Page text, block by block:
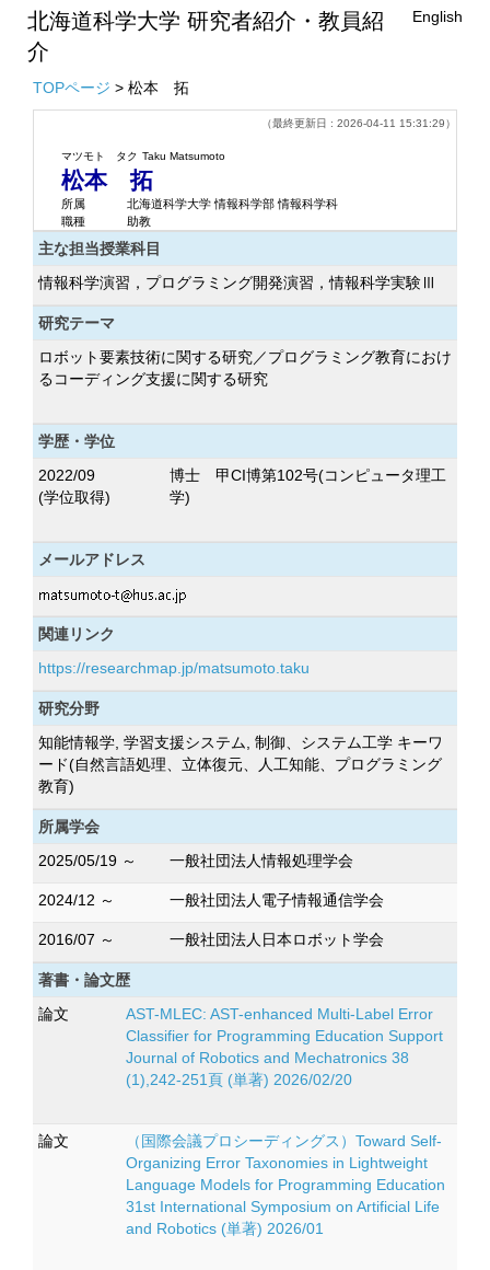
北海道科学大学 研究者紹介・教員紹
介
English
TOPページ > 松本 拓
（最終更新日 : 2026-04-11 15:31:29）
マツモト タク Taku Matsumoto
松本 拓
所属
北海道科学大学 情報科学部 情報科学科
職種
助教
主な担当授業科目
情報科学演習，プログラミング開発演習，情報科学実験Ⅲ
研究テーマ
ロボット要素技術に関する研究／プログラミング教育におけ
るコーディング支援に関する研究
学歴・学位
2022/09
(学位取得)
博士 甲CI博第102号(コンピュータ理工
学)
メールアドレス
関連リンク
https://researchmap.jp/matsumoto.taku
研究分野
知能情報学, 学習支援システム, 制御、システム工学 キーワ
ード(自然言語処理、立体復元、人工知能、プログラミング
教育)
所属学会
2025/05/19 ～
一般社団法人情報処理学会
2024/12 ～ 一般社団法人電子情報通信学会
2016/07 ～ 一般社団法人日本ロボット学会
著書・論文歴
論文
AST-MLEC: AST-enhanced Multi-Label Error
Classifier for Programming Education Support
Journal of Robotics and Mechatronics 38
(1),242-251頁 (単著) 2026/02/20
論文
（国際会議プロシーディングス）Toward Self-
Organizing Error Taxonomies in Lightweight
Language Models for Programming Education
31st International Symposium on Artificial Life
and Robotics (単著) 2026/01